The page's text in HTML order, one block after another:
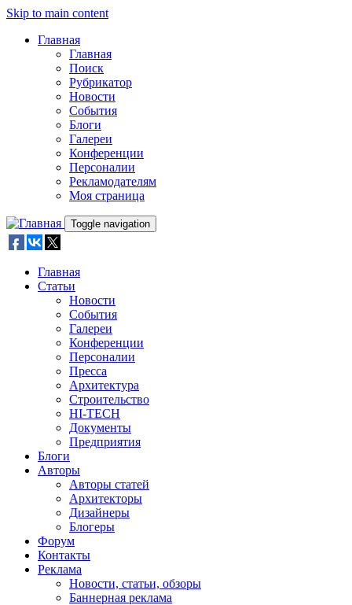
Skip to main content
Главная
Главная
Поиск
Рубрикатор
Новости
События
Блоги
Галереи
Конференции
Персоналии
Рекламодателям
Моя страница
Toggle navigation
Главная
Статьи
Новости
События
Галереи
Конференции
Персоналии
Пресса
Архитектура
Строительство
HI-TECH
Документы
Предприятия
Блоги
Авторы
Авторы статей
Архитекторы
Дизайнеры
Блогеры
Форум
Контакты
Реклама
Новости, статьи, обзоры
Баннерная реклама